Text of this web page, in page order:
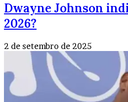
Dwayne Johnson
2026?
2 de setembro de 2025